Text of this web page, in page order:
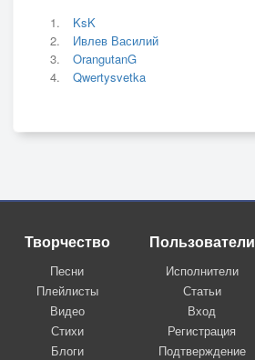
KsK
Ивлев Василий
OrangutanG
Qwertysvetka
Творчество
Песни
Плейлисты
Видео
Стихи
Блоги
Пользователи
Исполнители
Статьи
Вход
Регистрация
Подтверждение